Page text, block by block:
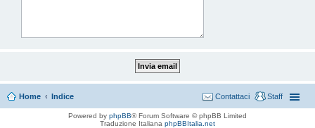
Home Indice Staff
Contattaci
Powered by phpBB® Forum Software © phpBB Limited
Traduzione Italiana phpBBItalia.net